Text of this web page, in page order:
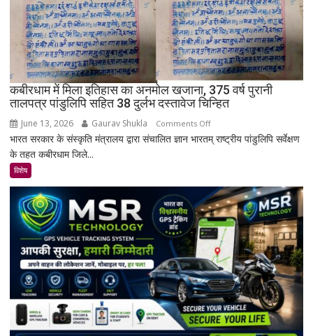
बसा
राजस्थान
का
सबसे
रहस्यमयी
गांव?
कबीरधाम में मिला इतिहास का अनमोल खजाना, 375 वर्ष पुरानी
तालपत्र पांडुलिपि सहित 38 दुर्लभ दस्तावेज चिन्हित
June 13, 2026 Gaurav Shukla Comments Offon
कबीरधाम
का
अनमोल
खजाना,
375
वर्ष
पुरानी
तालपत्र
पांडुलिपि
सहित
भारत सरकार के संस्कृति मंत्रालय द्वारा संचालित ज्ञान भारतम् राष्ट्रीय पांडुलिपि सर्वेक्षण
के तहत कबीरधाम जिले...
विशेष